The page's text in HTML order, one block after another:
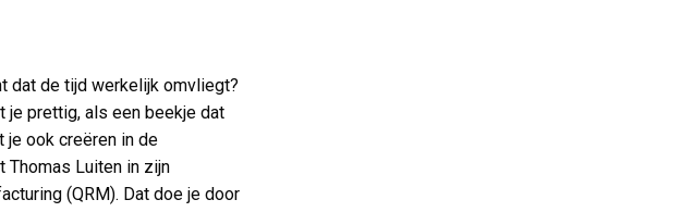
dat de tijd werkelijk omvliegt?
prettig, als een beekje dat
je ook creëren in de
Thomas Luiten in zijn
(QRM). Dat doe je door